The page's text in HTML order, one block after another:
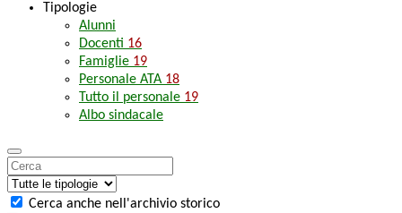
Tipologie
Alunni
Docenti 16
Famiglie 19
Personale ATA 18
Tutto il personale 19
Albo sindacale
Cerca anche nell'archivio storico